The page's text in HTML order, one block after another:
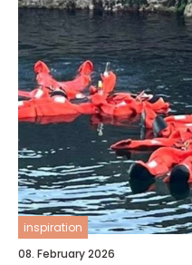
inspiration
08. February 2026